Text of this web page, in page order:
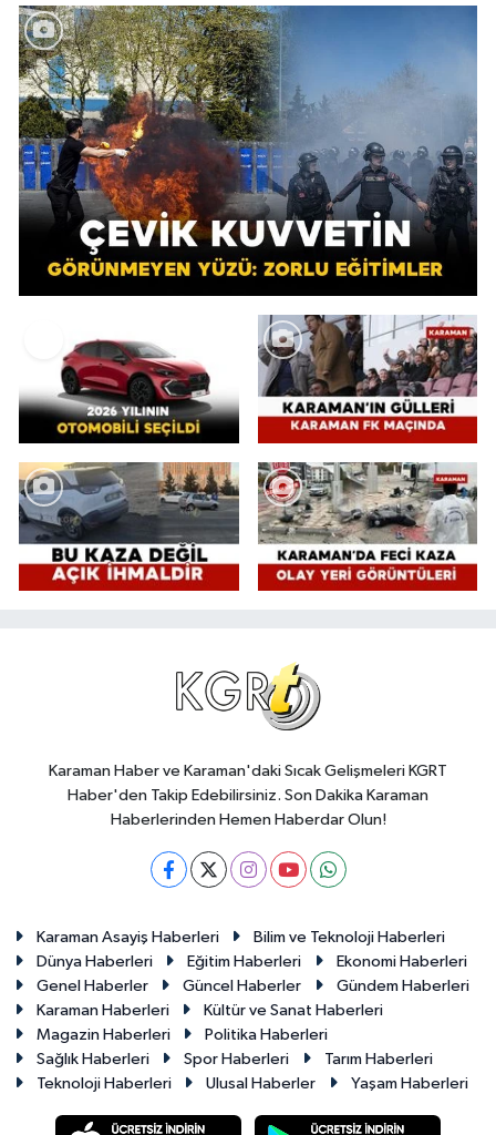
Karaman Haber ve Karaman'daki Sıcak Gelişmeleri KGRT
Haber'den Takip Edebilirsiniz. Son Dakika Karaman
Haberlerinden Hemen Haberdar Olun!
Karaman Asayiş Haberleri
Bilim ve Teknoloji Haberleri
Dünya Haberleri
Eğitim Haberleri
Ekonomi Haberleri
Genel Haberler
Güncel Haberler
Gündem Haberleri
Karaman Haberleri
Kültür ve Sanat Haberleri
Magazin Haberleri
Politika Haberleri
Sağlık Haberleri
Spor Haberleri
Tarım Haberleri
Teknoloji Haberleri
Ulusal Haberler Yaşam Haberleri